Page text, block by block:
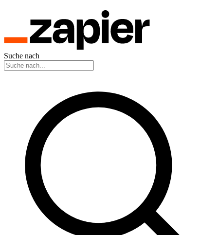
Suche nach